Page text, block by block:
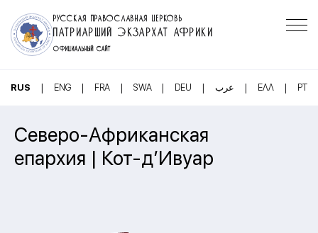
РУССКАЯ ПРАВОСЛАВНАЯ ЦЕРКОВЬ
ПАТРИАРШИЙ ЭКЗАРХАТ АФРИКИ
ОФИЦИАЛЬНЫЙ САЙТ
RUS | ENG | FRA | SWA | DEU | عرب | ΕΛΛ | PT
Северо-Африканская
епархия | Кот-д’Ивуар